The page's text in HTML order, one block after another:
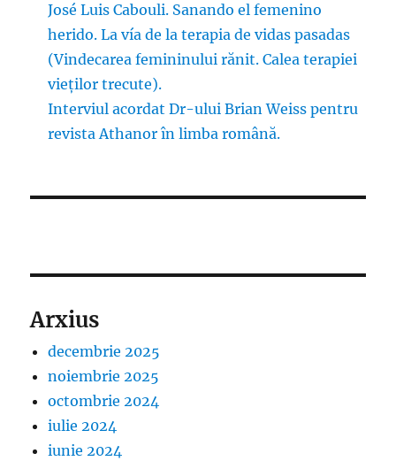
José Luis Cabouli. Sanando el femenino
herido. La vía de la terapia de vidas pasadas
(Vindecarea femininului rănit. Calea terapiei
vieților trecute).
Interviul acordat Dr-ului Brian Weiss pentru
revista Athanor în limba română.
Arxius
decembrie 2025
noiembrie 2025
octombrie 2024
iulie 2024
iunie 2024